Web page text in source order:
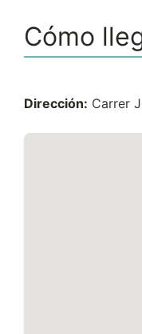
Cómo
Dirección: Carrer